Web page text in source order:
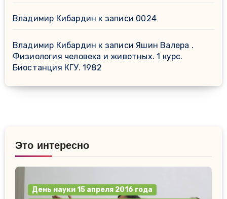
Владимир Кибардин к записи 0024
Владимир Кибардин к записиЯшин Валера .
Физиология человека и животных. 1 курс.
Биостанция КГУ. 1982
Это интересно
День науки 15 апреля 2016 года